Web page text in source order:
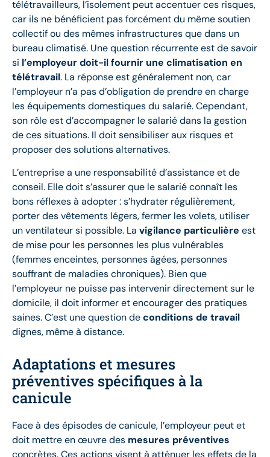
télétravailleurs, l’isolement peut accentuer ces risques,
car ils ne bénéficient pas forcément du même soutien
collectif ou des mêmes infrastructures que dans un
bureau climatisé. Une question récurrente est de savoir
si l’employeur doit-il fournir une climatisation en
télétravail. La réponse est généralement non, car
l’employeur n’a pas d’obligation de prendre en charge
les équipements domestiques du salarié. Cependant,
son rôle est d’accompagner le salarié dans la gestion
de ces situations. Il doit sensibiliser aux risques et
proposer des solutions alternatives.
L’entreprise a une responsabilité d’assistance et de
conseil. Elle doit s’assurer que le salarié connaît les
bons réflexes à adopter : s’hydrater régulièrement,
porter des vêtements légers, fermer les volets, utiliser
un ventilateur si possible. La vigilance particulière est
de mise pour les personnes les plus vulnérables
(femmes enceintes, personnes âgées, personnes
souffrant de maladies chroniques). Bien que
l’employeur ne puisse pas intervenir directement sur le
domicile, il doit informer et encourager des pratiques
saines. C’est une question deconditions de travail
dignes, même à distance.
Adaptations et mesures
préventives spécifiques à la
canicule
Face à des épisodes de canicule, l’employeur peut et
doit mettre en œuvre des mesures préventives
concrètes. Ces actions visent à atténuer les effets de la